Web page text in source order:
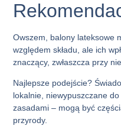
Owszem, balony lateksowe
względem składu, ale ich
znaczący, zwłaszcza przy
Najlepsze podejście?
lokalnie, niewypuszczane
zasadami – mogą być
przyrody.